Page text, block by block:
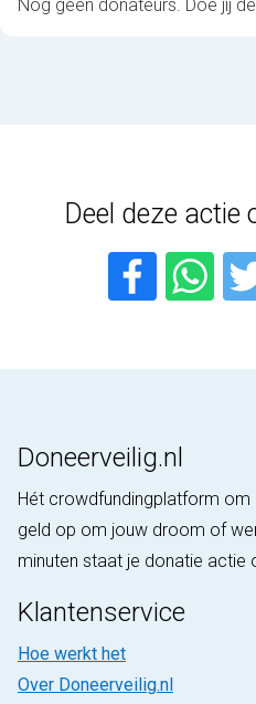
Nog geen donateurs. Doe jij
Deel deze actie
Doneerveilig.nl
Hét crowdfundingplatform om
geld op om jouw droom of
minuten staat je donatie actie
Klantenservice
Hoe werkt het
Over Doneerveilig.nl